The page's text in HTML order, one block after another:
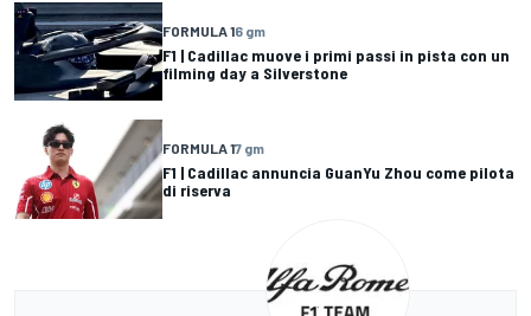
FORMULA 16 gm
F1 | Cadillac muove i primi passi in pista con un
filming day a Silverstone
FORMULA 17 gm
F1 | Cadillac annuncia GuanYu Zhou come pilota
di riserva